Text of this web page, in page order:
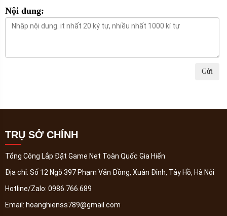
Nội dung:
Gửi
TRỤ SỞ CHÍNH
Tổng Công Lắp Đặt Game Net Toàn Quốc Gia Hiến
Địa chỉ: Số 12 Ngõ 397 Phạm Văn Đồng, Xuân Đỉnh, Tây Hồ, Hà Nội
Hotline/Zalo: 0986.766.689
Email: hoanghienss789@gmail.com